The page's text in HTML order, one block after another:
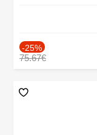
-25%
75.67€